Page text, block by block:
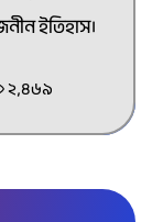
ইতিহাস।
২,৪৬৯